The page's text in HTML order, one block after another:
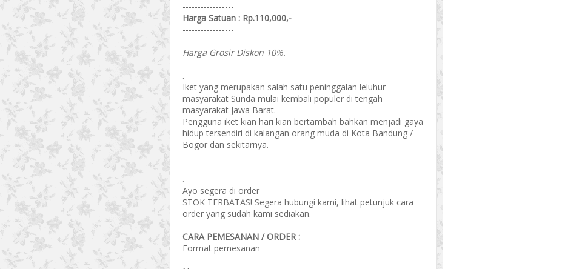
-----------------
Harga Satuan : Rp.110,000,-
-----------------
Harga Grosir Diskon 10%.
.
Iket yang merupakan salah satu peninggalan leluhur
masyarakat Sunda mulai kembali populer di tengah
masyarakat Jawa Barat.
Pengguna iket kian hari kian bertambah bahkan menjadi gaya
hidup tersendiri di kalangan orang muda di Kota Bandung /
Bogor dan sekitarnya.
.
Ayo segera di order
STOK TERBATAS! Segera hubungi kami, lihat petunjuk cara
order yang sudah kami sediakan.
CARA PEMESANAN / ORDER :
Format pemesanan
------------------------